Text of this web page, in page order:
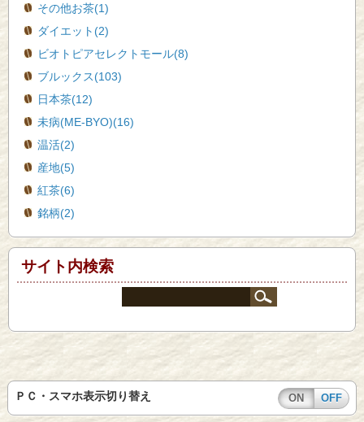
その他お茶(1)
ダイエット(2)
ビオトピアセレクトモール(8)
ブルックス(103)
日本茶(12)
未病(ME-BYO)(16)
温活(2)
産地(5)
紅茶(6)
銘柄(2)
サイト内検索
ＰＣ・スマホ表示切り替え ON OFF